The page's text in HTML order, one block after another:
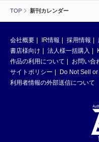
TOP 新刊カレンダー
会社概要 IR情報 採用情報
書店様向け
法人様一括購入
作品の利用について
お問い合
サイトポリシー
Do Not Sell
利用者情報の外部送信について